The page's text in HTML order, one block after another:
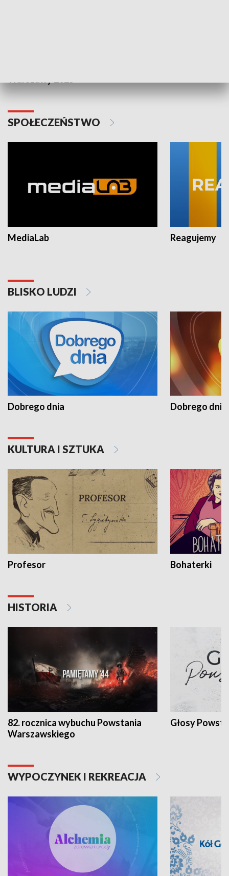
SPOŁECZEŃSTWO
MediaLab Reagujemy
BLISKO LUDZI
Dobrego dnia Dobrego dnia
KULTURA I SZTUKA
Profesor Bohaterki
HISTORIA
82. rocznica wybuchu Powstania
Warszawskiego
Głosy
WYPOCZYNEK I REKREACJA